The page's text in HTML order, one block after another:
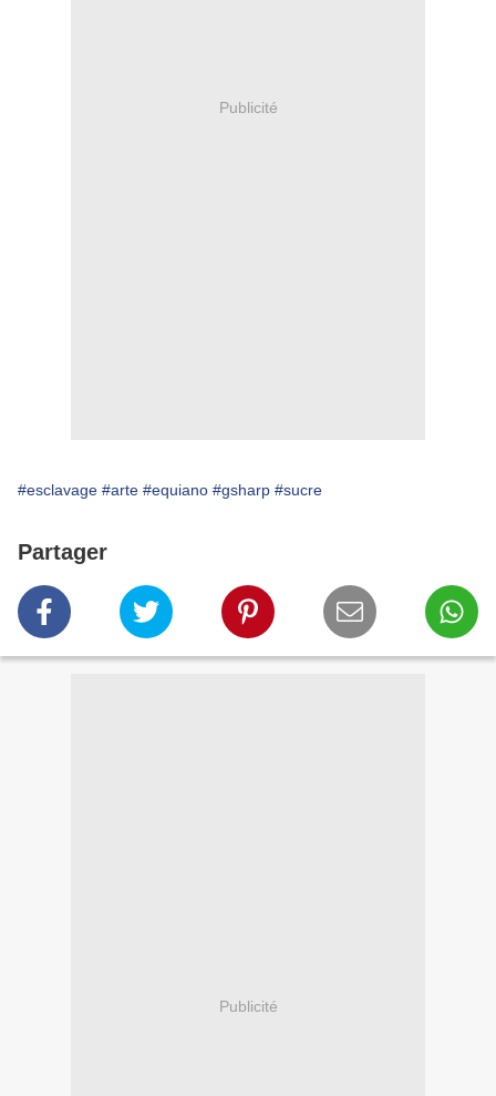
Publicité
#esclavage #arte #equiano #gsharp #sucre
Partager
Publicité